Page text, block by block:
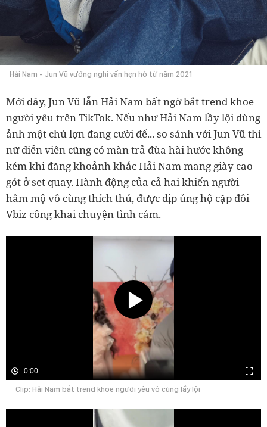
Hải Nam - Jun Vũ vướng nghi vấn hẹn hò từ năm 2021
Mới đây, Jun Vũ lẫn Hải Nam bất ngờ bắt trend khoe
người yêu trên TikTok. Nếu như Hải Nam lầy lội dùng
ảnh một chú lợn đang cười để... so sánh với Jun Vũ thì
nữ diễn viên cũng có màn trả đùa hài hước không
kém khi đăng khoảnh khắc Hải Nam mang giày cao
gót ở set quay. Hành động của cả hai khiến người
hâm mộ vô cùng thích thú, được dịp ủng hộ cặp đôi
Vbiz công khai chuyện tình cảm.
0:00
Clip: Hải Nam bắt trend khoe người yêu vô cùng lầy lội